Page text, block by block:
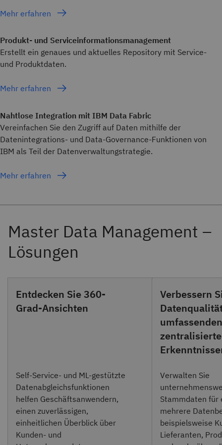
Mehr erfahren
Produkt- und Serviceinformationsmanagement
Erstellt ein genaues und aktuelles Repository mit Service-
und Produktdaten.
Mehr erfahren
Nahtlose Integration mit IBM Data Fabric
Vereinfachen Sie den Zugriff auf Daten mithilfe der
Datenintegrations- und Data-Governance-Funktionen von
IBM als Teil der Datenverwaltungstrategie.
Mehr erfahren
Entdecken Sie 360-
Grad-Ansichten
Self-Service- und ML-gestützte
Datenabgleichsfunktionen
helfen Geschäftsanwendern,
einen zuverlässigen,
einheitlichen Überblick über
Kunden- und
Verbessern
Verwalten Sie
Stammdaten für
mehrere
beispielsweise
Lieferanten,